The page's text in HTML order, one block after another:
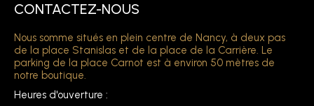
CONTACTEZ-NOUS
Nous somme situés en plein centre de Nancy, à deux pas
de la place Stanislas et de la place de la Carrière. Le
parking de la place Carnot est à environ 50 mètres de
notre boutique.
Heures d'ouverture :